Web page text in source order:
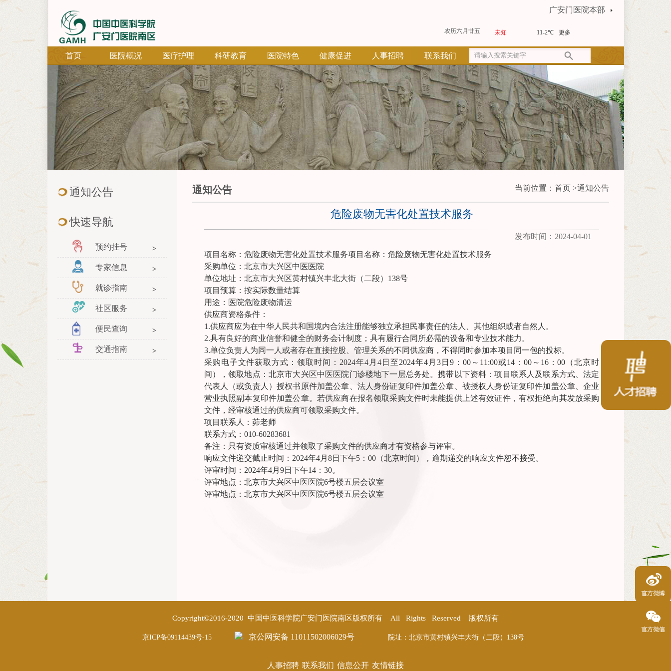
广安门医院本部
农历六月廿五
首页 医院概况 医疗护理 科研教育 医院特色 健康促进 人事招聘 联系我们
通知公告
快速导航
预约挂号
专家信息
就诊指南
社区服务
便民查询
交通指南
通知公告 当前位置： 首页>通知公告
危险废物无害化处置技术服务
发布时间：2024-04-01
项目名称：危险废物无害化处置技术服务项目名称：危险废物无害化处置技术服务
采购单位：北京市大兴区中医医院
单位地址：北京市大兴区黄村镇兴丰北大街（二段）138号
项目预算：按实际数量结算
用途：医院危险废物清运
供应商资格条件：
1.供应商应为在中华人民共和国境内合法注册能够独立承担民事责任的法人、其他组织或者自然人。
2.具有良好的商业信誉和健全的财务会计制度；具有履行合同所必需的设备和专业技术能力。
3.单位负责人为同一人或者存在直接控股、管理关系的不同供应商，不得同时参加本项目同一包的投标。
采购电子文件获取方式：领取时间：2024年4月4日至2024年4月3日9：00～11:00或14：00～16：00（北京时
间），领取地点：北京市大兴区中医医院门诊楼地下一层总务处。携带以下资料：项目联系人及联系方式、法定
代表人（或负责人）授权书原件加盖公章、法人身份证复印件加盖公章、被授权人身份证复印件加盖公章、企业
营业执照副本复印件加盖公章。若供应商在报名领取采购文件时未能提供上述有效证件，有权拒绝向其发放采购
文件，经审核通过的供应商可领取采购文件。
项目联系人：茆老师
联系方式：010-60283681
备注：只有资质审核通过并领取了采购文件的供应商才有资格参与评审。
响应文件递交截止时间：2024年4月8日下午5：00（北京时间），逾期递交的响应文件恕不接受。
评审时间：2024年4月9日下午14：30。
评审地点：北京市大兴区中医医院6号楼五层会议室
评审地点：北京市大兴区中医医院6号楼五层会议室
Copyright©2016-2020 中国中医科学院广安门医院南区版权所有 All Rights Reserved 版权所有
京ICP备09114439号-15 京公网安备 11011502006029号 院址：北京市黄村镇兴丰大街（二段）138号
人事招聘 联系我们 信息公开 友情链接